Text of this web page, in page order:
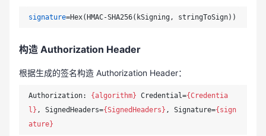
signature
构造 Authorization Header
根据生成的签名构造 Authorization Header：
Authorization: {algorithm} Credential={Credentia
l} , SignedHeaders={SignedHeaders} , Signature={sign
ature}